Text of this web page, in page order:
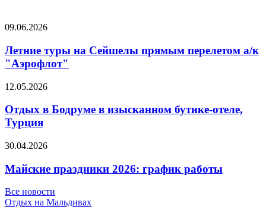
09.06.2026
Летние туры на Сейшелы прямым перелетом а/к
"Аэрофлот"
12.05.2026
Отдых в Бодруме в изысканном бутике-отеле,
Турция
30.04.2026
Майские праздники 2026: график работы
Все новости
Отдых на Мальдивах